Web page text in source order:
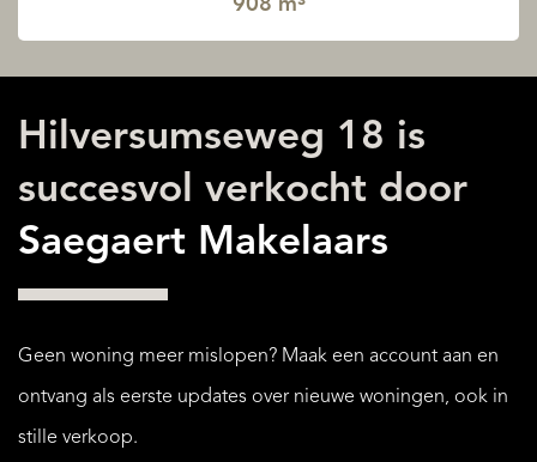
908 m³
Hilversumseweg 18 is
succesvol verkocht door
Saegaert Makelaars
Geen woning meer mislopen? Maak een account aan en
ontvang als eerste updates over nieuwe woningen, ook in
stille verkoop.